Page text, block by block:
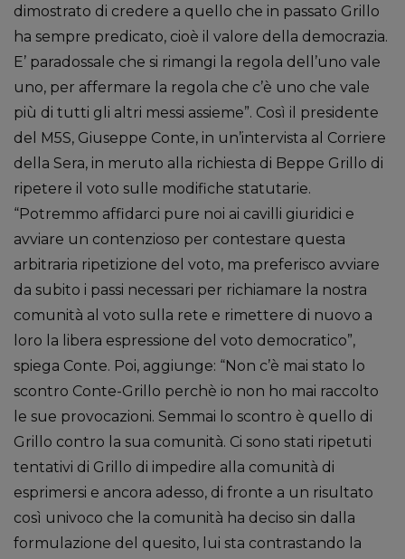
dimostrato di credere a quello che in passato Grillo
ha sempre predicato, cioè il valore della democrazia.
E’ paradossale che si rimangi la regola dell’uno vale
uno, per affermare la regola che c’è uno che vale
più di tutti gli altri messi assieme”. Così il presidente
del M5S, Giuseppe Conte, in un’intervista al Corriere
della Sera, in meruto alla richiesta di Beppe Grillo di
ripetere il voto sulle modifiche statutarie.
“Potremmo affidarci pure noi ai cavilli giuridici e
avviare un contenzioso per contestare questa
arbitraria ripetizione del voto, ma preferisco avviare
da subito i passi necessari per richiamare la nostra
comunità al voto sulla rete e rimettere di nuovo a
loro la libera espressione del voto democratico”,
spiega Conte. Poi, aggiunge: “Non c’è mai stato lo
scontro Conte-Grillo perchè io non ho mai raccolto
le sue provocazioni. Semmai lo scontro è quello di
Grillo contro la sua comunità. Ci sono stati ripetuti
tentativi di Grillo di impedire alla comunità di
esprimersi e ancora adesso, di fronte a un risultato
così univoco che la comunità ha deciso sin dalla
formulazione del quesito, lui sta contrastando la